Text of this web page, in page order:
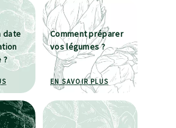
date
?
À PROPOS DE QUE FAIRE SI LA DATE DE
Comment préparer
vos légumes ?
EN SAVOIR PLUSÀ PROPOS DE